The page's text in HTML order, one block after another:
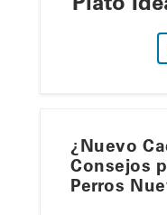
¿Nuevo
Consejos
Perros